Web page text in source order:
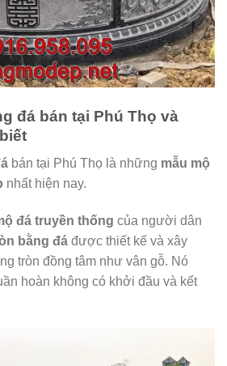
đá bán tại Phú Thọ và
bán tại Phú Thọ là những mẫu mộ
nhất hiện nay.
đá truyền thống của người dân
bằng đá được thiết kế và xây
tròn đồng tâm như vân gỗ. Nó
hoàn không có khởi đầu và kết